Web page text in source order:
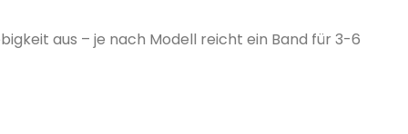
aus – je nach Modell reicht ein Band für 3-6